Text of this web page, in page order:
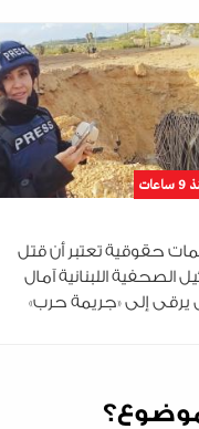
حقوقية تعتبر أن قتل
الصحفية اللبنانية آمال
يرقى إلى «جريمة حرب»